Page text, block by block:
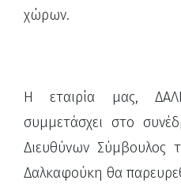
χώρων.
Η εταιρία μας,
συμμετάσχει στο
Διευθύνων Σύμβουλος
Δαλκαφούκη θα